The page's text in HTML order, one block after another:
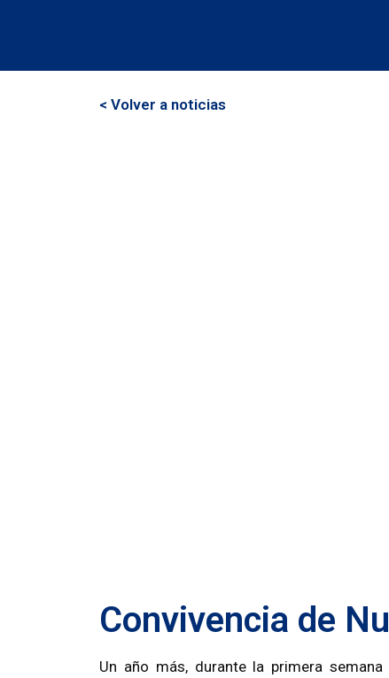
< Volver a noticias
Convivencia de
Un año más, durante la primera